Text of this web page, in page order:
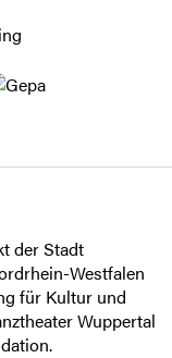
der Stadt
Westfalen
für Kultur und
Wuppertal